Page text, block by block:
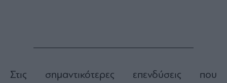
Στις σημαντικότερες επενδύσεις που